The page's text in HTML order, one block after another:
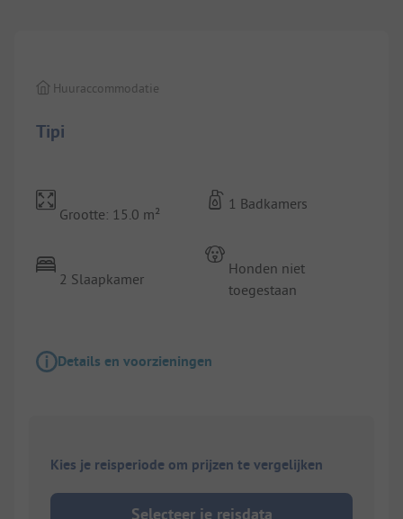
Tipi
Huuraccommodatie
Grootte: 15.0 m²
2 Slaapkamer
1 Badkamers
Honden niet
toegestaan
Details en voorzieningen
Kies je reisperiode om prijzen te vergelijken
Selecteer je reisdata